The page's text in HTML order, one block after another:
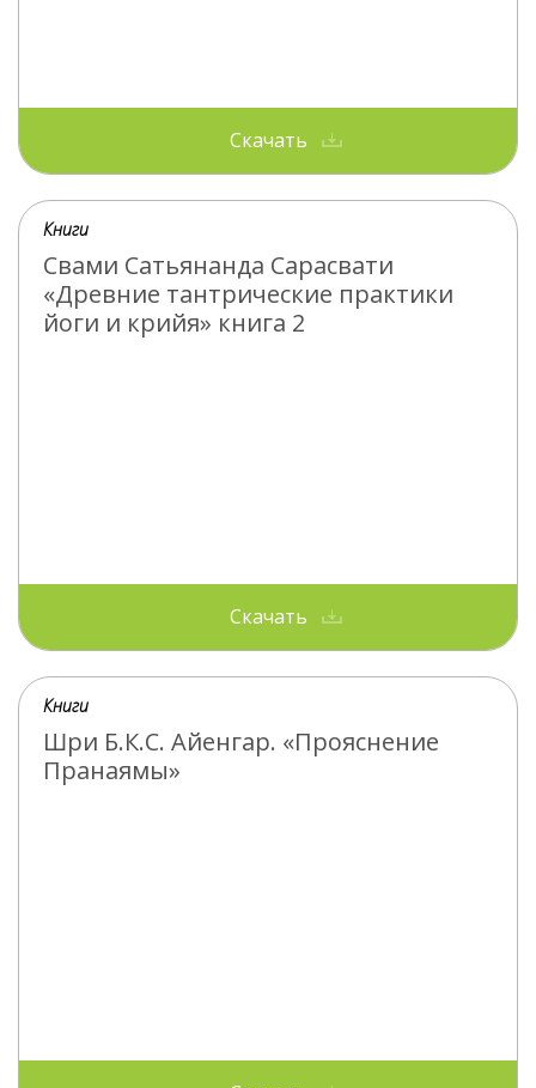
Скачать
Книги
Свами Сатьянанда Сарасвати
«Древние тантрические практики
йоги и крийя» книга 2
Скачать
Книги
Шри Б.К.С. Айенгар. «Прояснение
Пранаямы»